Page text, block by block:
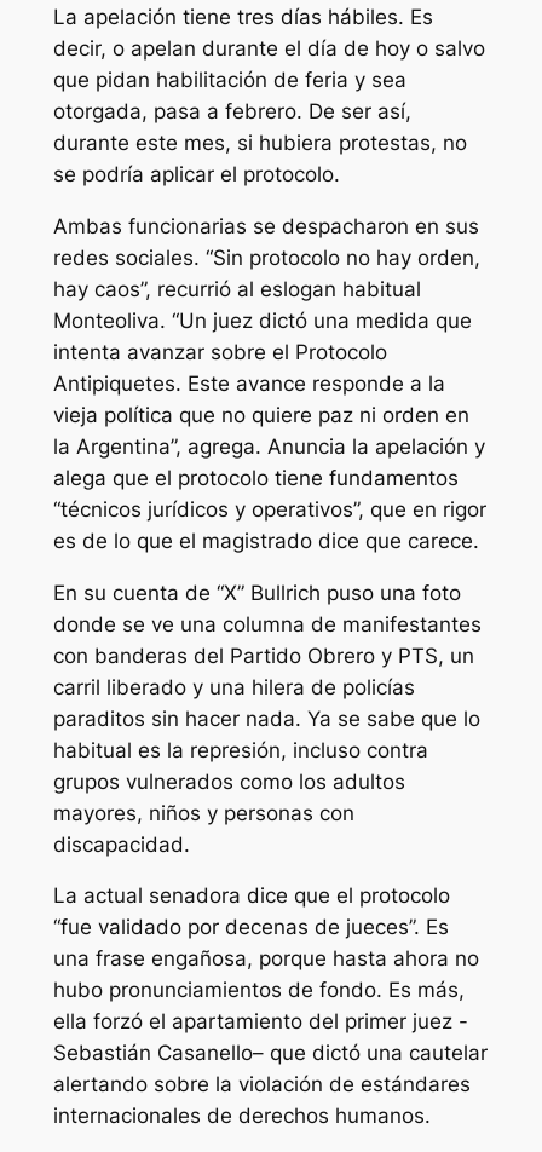
La apelación tiene tres días hábiles. Es
decir, o apelan durante el día de hoy o salvo
que pidan habilitación de feria y sea
otorgada, pasa a febrero. De ser así,
durante este mes, si hubiera protestas, no
se podría aplicar el protocolo.
Ambas funcionarias se despacharon en sus
redes sociales. “Sin protocolo no hay orden,
hay caos”, recurrió al eslogan habitual
Monteoliva. “Un juez dictó una medida que
intenta avanzar sobre el Protocolo
Antipiquetes. Este avance responde a la
vieja política que no quiere paz ni orden en
la Argentina”, agrega. Anuncia la apelación y
alega que el protocolo tiene fundamentos
“técnicos jurídicos y operativos”, que en rigor
es de lo que el magistrado dice que carece.
En su cuenta de “X” Bullrich puso una foto
donde se ve una columna de manifestantes
con banderas del Partido Obrero y PTS, un
carril liberado y una hilera de policías
paraditos sin hacer nada. Ya se sabe que lo
habitual es la represión, incluso contra
grupos vulnerados como los adultos
mayores, niños y personas con
discapacidad.
La actual senadora dice que el protocolo
“fue validado por decenas de jueces”. Es
una frase engañosa, porque hasta ahora no
hubo pronunciamientos de fondo. Es más,
ella forzó el apartamiento del primer juez -
Sebastián Casanello– que dictó una cautelar
alertando sobre la violación de estándares
internacionales de derechos humanos.